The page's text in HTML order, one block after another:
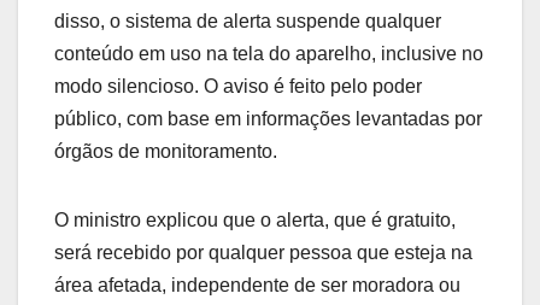
disso, o sistema de alerta suspende qualquer
conteúdo em uso na tela do aparelho, inclusive no
modo silencioso. O aviso é feito pelo poder
público, com base em informações levantadas por
órgãos de monitoramento.
O ministro explicou que o alerta, que é gratuito,
será recebido por qualquer pessoa que esteja na
área afetada, independente de ser moradora ou